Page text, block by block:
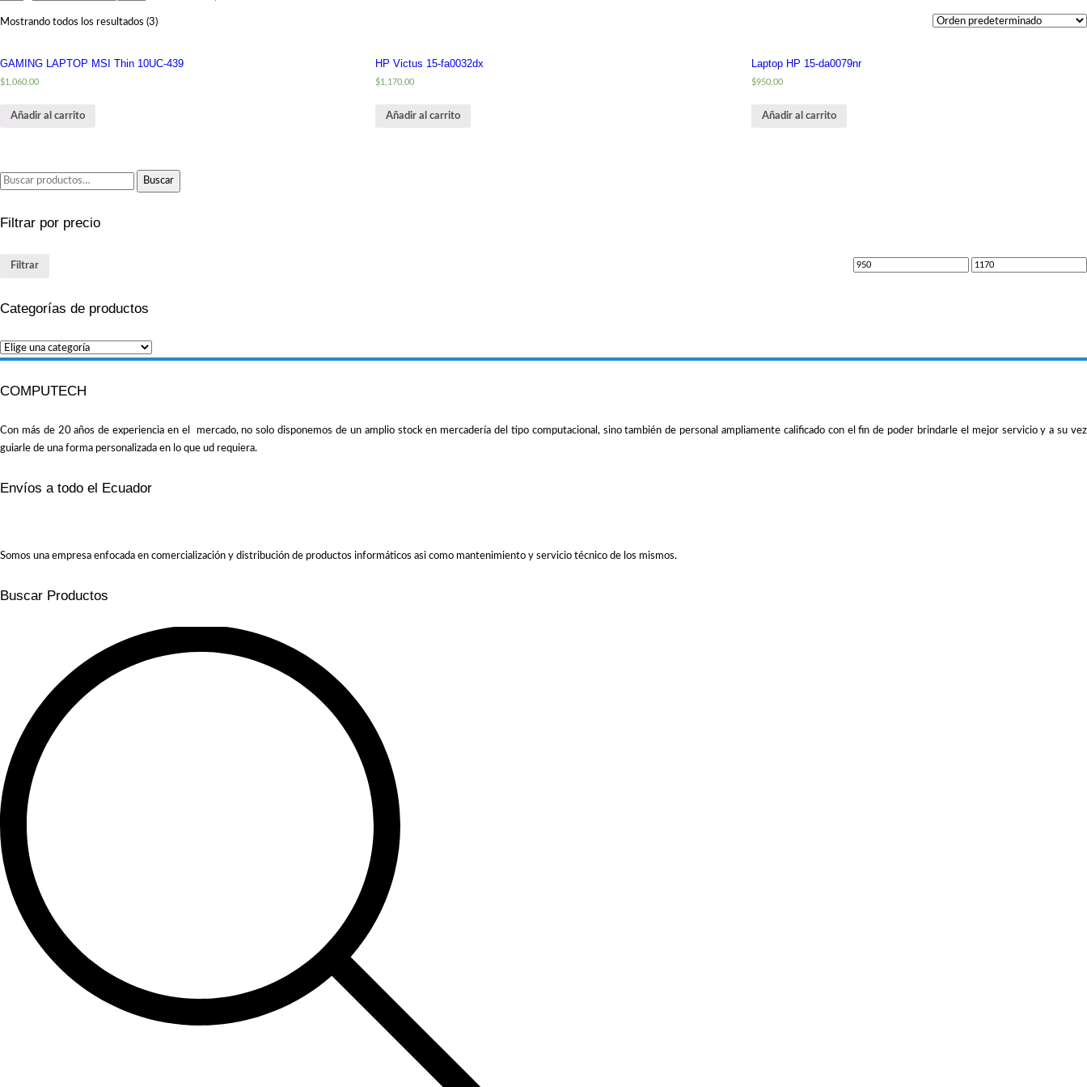
Mostrando todos los resultados (3)
GAMING LAPTOP MSI Thin 10UC-439
$1,060.00
Añadir al carrito
HP Victus 15-fa0032dx
$1,170.00
Añadir al carrito
Laptop HP 15-da0079nr
$950.00
Añadir al carrito
Buscar
Buscar
Filtrar por precio
Filtrar
Categorías de productos
COMPUTECH
Con más de 20 años de experiencia en el mercado, no solo disponemos de un amplio stock en mercadería del tipo computacional, sino también de personal ampliamente calificado con el fin de poder brindarle el mejor servicio y a su vez
guiarle de una forma personalizada en lo que ud requiera.
Envíos a todo el Ecuador
Somos una empresa enfocada en comercialización y distribución de productos informáticos asi como mantenimiento y servicio técnico de los mismos.
Buscar Productos